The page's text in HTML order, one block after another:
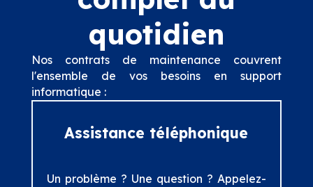
quotidien
Nos contrats de maintenance couvrent
l'ensemble de vos besoins en support
informatique :
Assistance téléphonique
Un problème ? Une question ? Appelez-